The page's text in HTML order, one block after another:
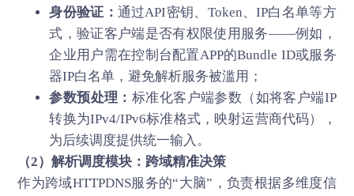
身份验证： 通过API密钥、Token、IP白名单等方
式，验证客户端是否有权限使用服务——例如，
企业用户需在控制台配置APP的Bundle ID或服务
器IP白名单，避免解析服务被滥用；
参数预处理： 标准化客户端参数（如将客户端IP
转换为IPv4/IPv6标准格式，映射运营商代码），
为后续调度提供统一输入。
（2）解析调度模块：跨域精准决策
作为跨域HTTPDNS服务的“大脑”，负责根据多维度信